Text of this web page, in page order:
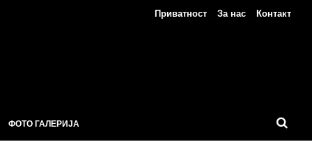
ФОТО ГАЛЕРИЈА
Приватност За нас Контакт